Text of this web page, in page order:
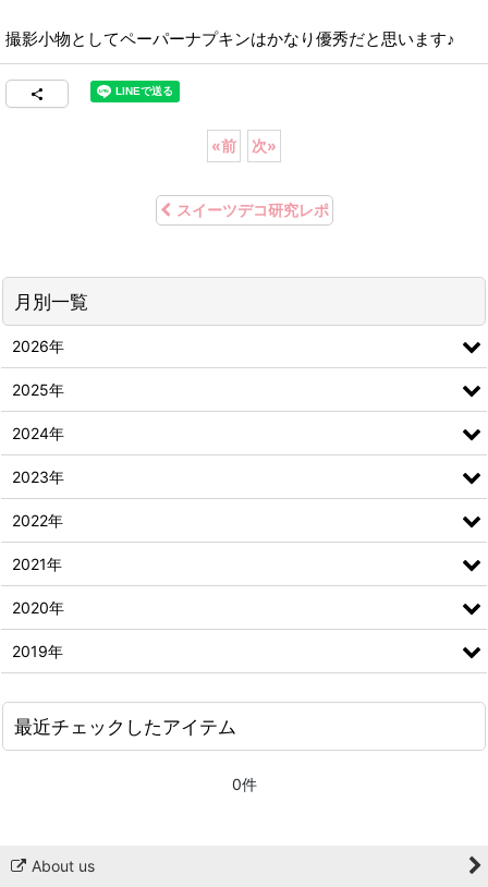
撮影小物としてペーパーナプキンはかなり優秀だと思います♪
«前 次»
スイーツデコ研究レポ
月別一覧
2026年
2025年
2024年
2023年
2022年
2021年
2020年
2019年
最近チェックしたアイテム
0件
About us